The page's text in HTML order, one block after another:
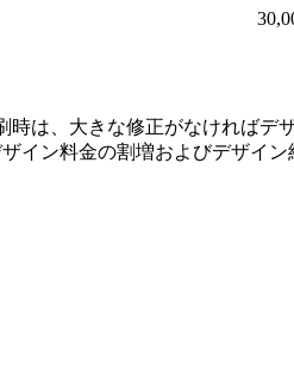
は、大きな修正がなければデ
イン料金の割増およびデザイ